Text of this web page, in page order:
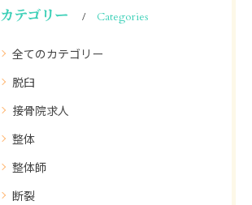
カテゴリー Categories
全てのカテゴリー
脱臼
接骨院求人
整体
整体師
断裂